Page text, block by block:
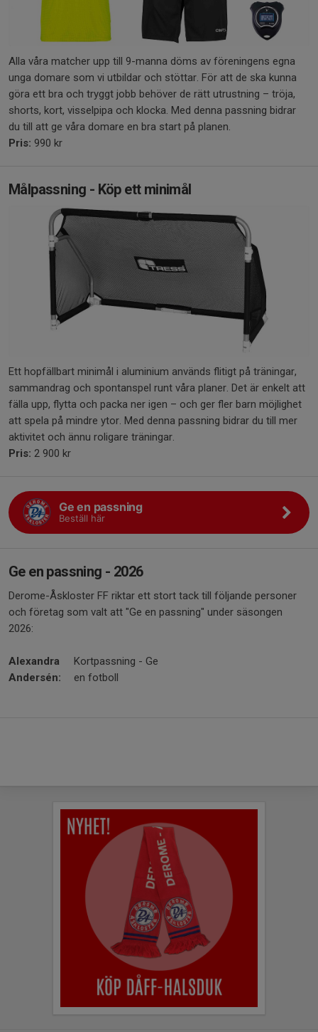
Alla våra matcher upp till 9-manna döms av föreningens egna
unga domare som vi utbildar och stöttar. För att de ska kunna
göra ett bra och tryggt jobb behöver de rätt utrustning – tröja,
shorts, kort, visselpipa och klocka. Med denna passning bidrar
du till att ge våra domare en bra start på planen.
Pris: 990 kr
Målpassning - Köp ett minimål
Ett hopfällbart minimål i aluminium används flitigt på träningar,
sammandrag och spontanspel runt våra planer. Det är enkelt att
fälla upp, flytta och packa ner igen – och ger fler barn möjlighet
att spela på mindre ytor. Med denna passning bidrar du till mer
aktivitet och ännu roligare träningar.
Pris: 2 900 kr
Ge en passning
Beställ här
Ge en passning - 2026
Derome-Åskloster FF riktar ett stort tack till följande personer
och företag som valt att "Ge en passning" under säsongen
2026:
Alexandra
Andersén:
Kortpassning - Ge
en fotboll